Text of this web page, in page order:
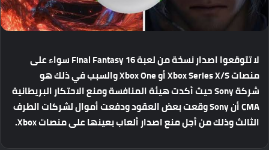
لاتتوقعوااصدارنسخةمنلعبة سواءعلى
منصات
أو والسببفيذلكهو
شركةSonyحيثأكدتهيئةالمنافسةومنعالاحتكارالبريطانية
CMAأن وقعتبعضالعقودودفعتأمواللشركاتالطرف
الثالثوذلكمنأجلمنعاصدارألعاببعينهاعلىمنصات